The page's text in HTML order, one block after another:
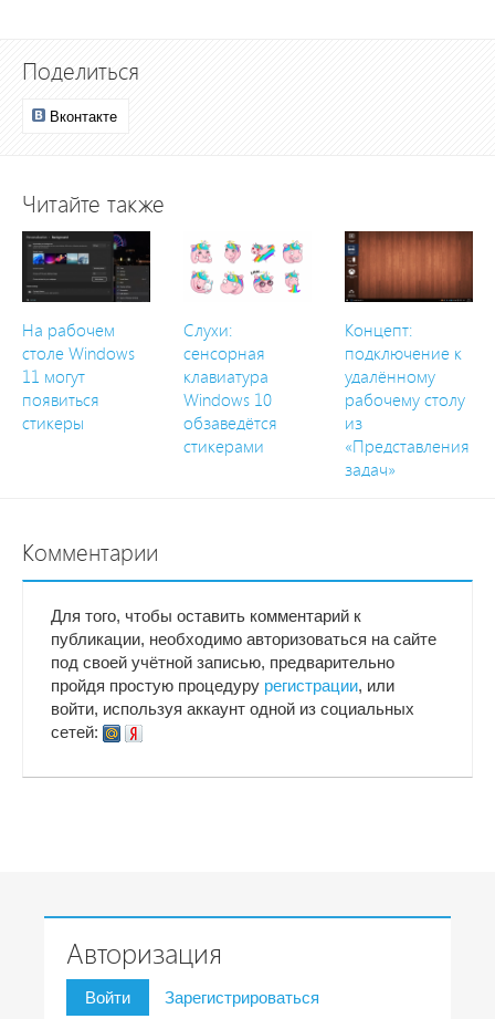
Поделиться
Вконтакте
Читайте также
На рабочем
столе Windows
11 могут
появиться
стикеры
Слухи:
сенсорная
клавиатура
Windows 10
обзаведётся
стикерами
Концепт:
подключение к
удалённому
рабочему столу
из
«Представления
задач»
Комментарии
Для того, чтобы оставить комментарий к
публикации, необходимо авторизоваться на сайте
под своей учётной записью, предварительно
пройдя простую процедуру регистрации, или
войти, используя аккаунт одной из социальных
сетей:
Авторизация
Войти Зарегистрироваться